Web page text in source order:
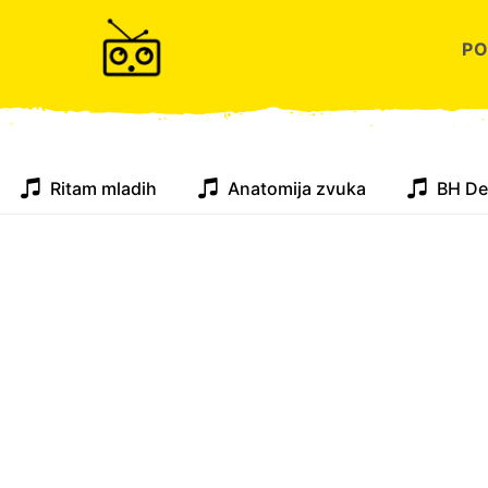
Ritam mladih Anatomija zvuka BH